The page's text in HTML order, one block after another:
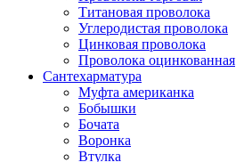
Титановая проволока
Углеродистая проволока
Цинковая проволока
Проволока оцинкованная
Сантехарматура
Муфта американка
Бобышки
Бочата
Воронка
Втулка